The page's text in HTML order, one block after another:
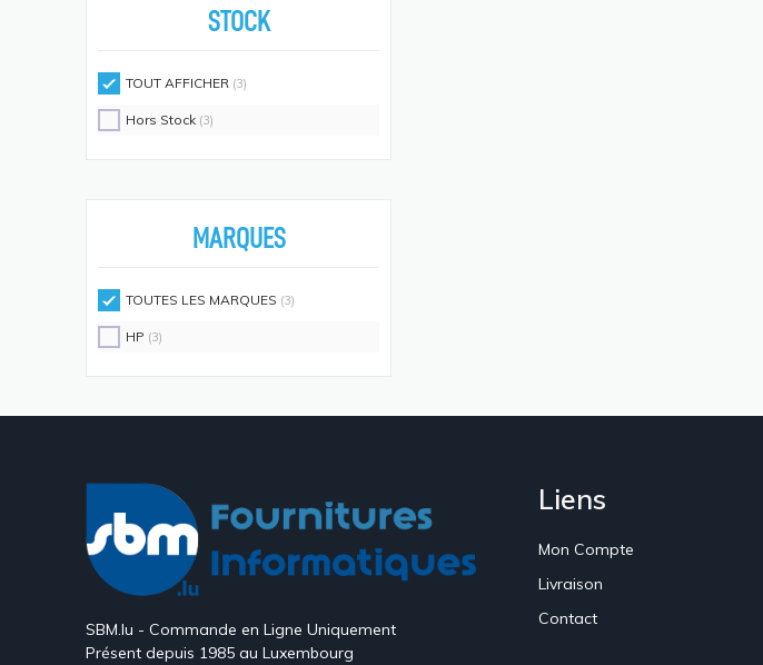
Téléphones Portables
Supports D'écrans
Modules De Mémoire
Cartes Réseau (433)
Kits De Support (408)
(382)
STOCK
TOUT AFFICHER (3)
Hors Stock (3)
MARQUES
TOUTES LES MARQUES (3)
HP (3)
SBM.lu - Commande en Ligne Uniquement
Présent depuis 1985 au Luxembourg
Liens
Mon Compte
Livraison
Contact